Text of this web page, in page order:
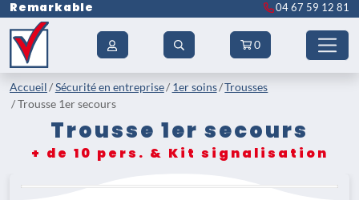
Remarkable 04 67 59 12 81
0
Accueil Sécurité en entreprise 1er soins Trousses
Trousse 1er secours
Trousse 1er secours
+ de 10 pers. & Kit signalisation